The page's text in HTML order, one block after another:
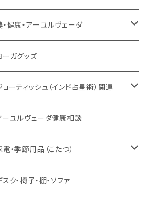
ンスクリット讃歌、叙事詩
ンド古典音楽
か
ンスクリット教材
ベタンベル、ティンシャ
香
具・珠数・神仏象
ントラ
石
貨
ャツ
ヤントラロゴ入り
マホケース
CENTER ヤントラロゴ入り
・健康・アーユルヴェーダ
康全般/アーユルヴェーダ
ィケア
アケア
ーガニック・アーユルヴェーダ
ーガ / 瞑想
日の生活目的
ーガグッズ
ョーティッシュ（インド占星術）関連
合相談
問コース
問コース
性診断
期予測
ーユルヴェーダ健康相談
電・季節用品（こたつ）
節・空調家電
スク・椅子・棚・ソファ